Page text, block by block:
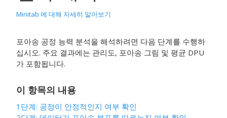
Minitab 에 대해 자세히 알아보기
포아송 공정 능력 분석을 해석하려면 다음 단계를 수행하
십시오. 주요 결과에는 관리도, 포아송 그림 및 평균 DPU
가 포함됩니다.
이 항목의 내용
1단계: 공정이 안정적인지 여부 확인